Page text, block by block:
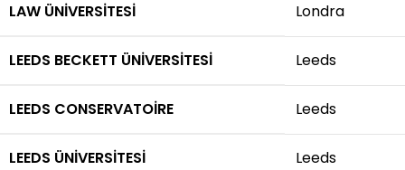
LAW ÜNIVERSITESI Londra
LEEDS BECKETT ÜNIVERSITESI Leeds
LEEDS CONSERVATOIRE Leeds
LEEDS ÜNIVERSITESI Leeds